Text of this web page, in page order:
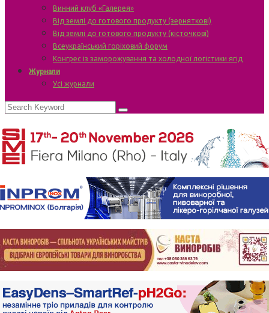
Винний клуб «Галерея»
Від землі до готового продукту (зерняткові)
Від землі до готового продукту (кісточкові)
Всеукраїнський горіховий форум
Конгрес із заморожування та холодної логістики ягід
Журнали
Усі журнали